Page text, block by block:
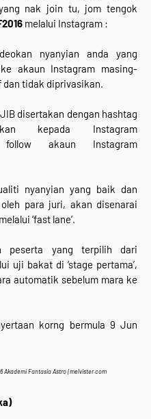
nak join tu, jom tengok
melalui Instagram :
nyanyian anda yang
akaun Instagram masing-
tidak diprivasikan.
disertakan dengan hashtag
kepada Instagram
follow akaun Instagram
nyanyian yang baik dan
para juri, akan disenarai
‘fast lane’.
peserta yang terpilih dari
uji bakat di ‘stage pertama’,
automatik sebelum mara ke
korng bermula 9 Jun
Akademi Fantasia Astro | melvister.com